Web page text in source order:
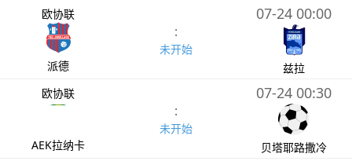
欧协联
派德
:
未开始
07-24 00:00
兹拉
欧协联
AEK拉纳卡
:
未开始
07-24 00:30
贝塔耶路撒冷